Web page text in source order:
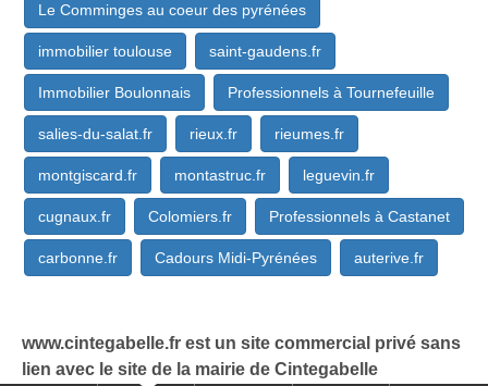
Le Comminges au coeur des pyrénées
immobilier toulouse saint-gaudens.fr
Immobilier Boulonnais Professionnels à Tournefeuille
salies-du-salat.fr rieux.fr rieumes.fr
montgiscard.fr montastruc.fr leguevin.fr
cugnaux.fr Colomiers.fr Professionnels à Castanet
carbonne.fr Cadours Midi-Pyrénées auterive.fr
www.cintegabelle.fr est un site commercial privé sans
lien avec le site de la mairie de Cintegabelle